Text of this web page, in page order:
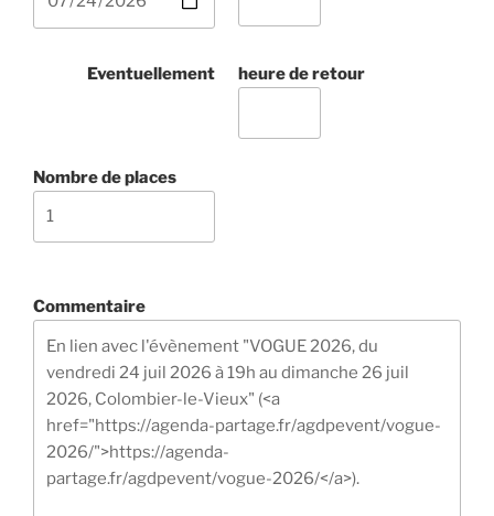
Eventuellement heure de retour
Nombre de places
Commentaire